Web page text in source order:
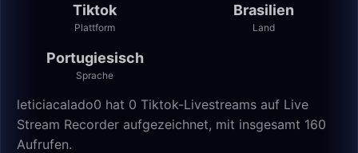
Tiktok
Plattform
Brasilien
Land
Portugiesisch
Sprache
leticiacalado0 hat 0 Tiktok-Livestreams auf Live
Stream Recorder aufgezeichnet, mit insgesamt 160
Aufrufen.